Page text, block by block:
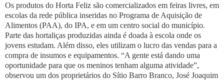
Os produtos do Horta Feliz são comercializados em feiras livres, em
escolas da rede pública inseridas no Programa de Aquisição de
Alimentos (PAA), do IPA, e em um centro social do município.
Parte das hortaliças produzidas ainda é doada à escola onde os
jovens estudam. Além disso, eles utilizam o lucro das vendas para a
compra de insumos e equipamentos. “A gente está dando uma
oportunidade para que os meninos tenham alguma atividade”,
observou um dos proprietários do Sítio Barro Branco, José Joaquim